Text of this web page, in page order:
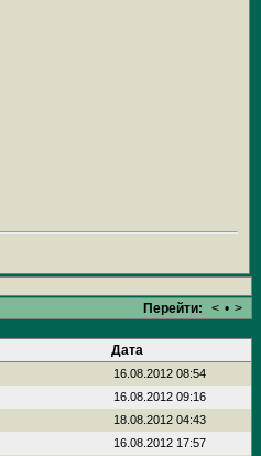
Перейти: < • >
Дата
16.08.2012 08:54
16.08.2012 09:16
18.08.2012 04:43
16.08.2012 17:57